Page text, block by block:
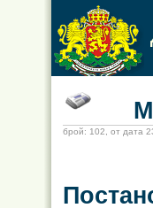
брой: 102, от дата